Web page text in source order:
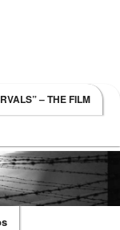
– THE FILM